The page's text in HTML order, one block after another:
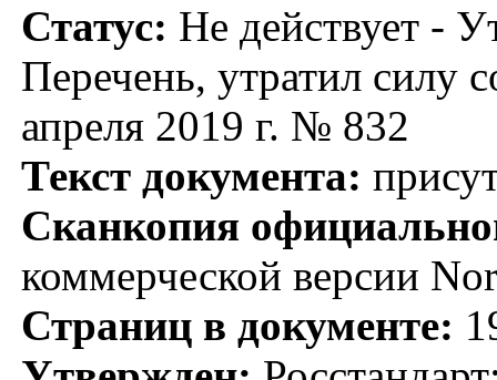
Статус: Не действует -
Перечень, утратил силу
апреля 2019 г. № 832
Текст документа:
Сканкопия
коммерческой версии
Страниц в документе: